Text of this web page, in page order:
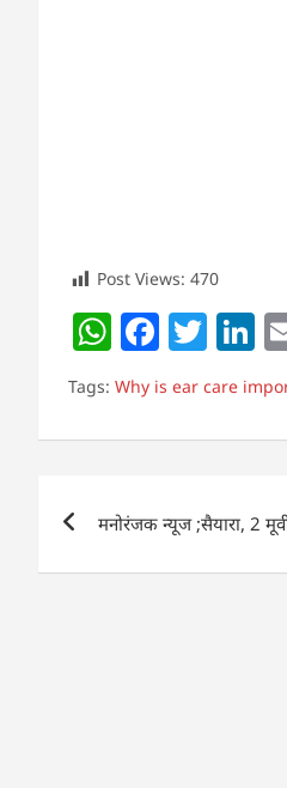
Post Views: 470
W
h
at
s
p
p
F
a
c
e
o
o
T
w
itt
er
Li
n
k
e
n
Tags: Why is ear care
navigation
मनोरंजक न्यूज ;सैयारा, 2